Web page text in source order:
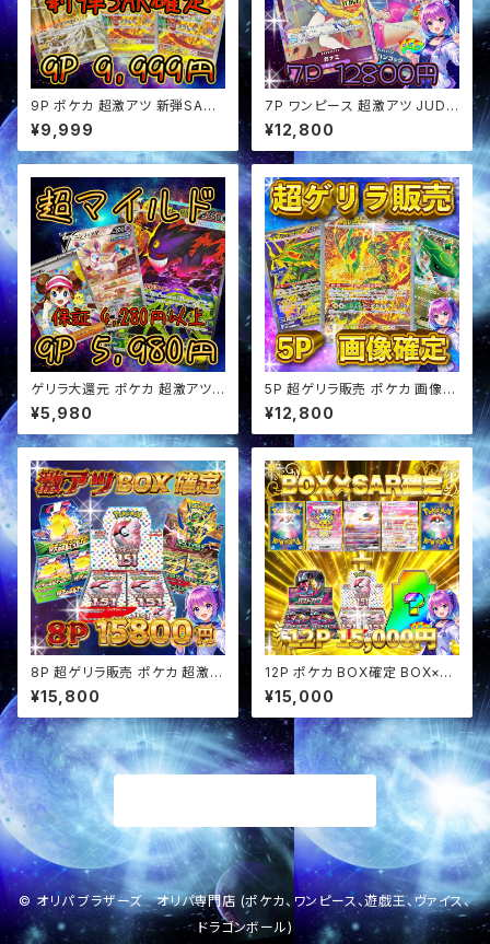
9P ポケカ 超激アツ 新弾SAR
確定 ぶち抜き オリパ
¥9,999
7P ワンピース 超激アツ JUDG
Eプロモ確定 オリパ
¥12,800
ゲリラ大還元 ポケカ 超激アツ
超マイルド オリパ
¥5,980
5P 超ゲリラ販売 ポケカ 画像確
定 オリパ
¥12,800
8P 超ゲリラ販売 ポケカ 超激ア
ツ BOX確定 オリパ
¥15,800
12P ポケカ BOX確定 BOX×SA
Rセットオリパ
¥15,000
© オリパ ブラザーズ オリパ専門店 (ポケカ、ワンピース、遊戯王、ヴァイス、
ドラゴンボール)